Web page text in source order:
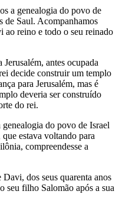
a genealogia do povo de
de Saul. Acompanhamos
ao reino e todo o seu reinado
antes ocupada
decide construir um templo
para Jerusalém, mas é
deveria ser construído
do rei.
do povo de Israel
estava voltando para
compreendesse a
dos seus quarenta anos
seu filho Salomão após a sua